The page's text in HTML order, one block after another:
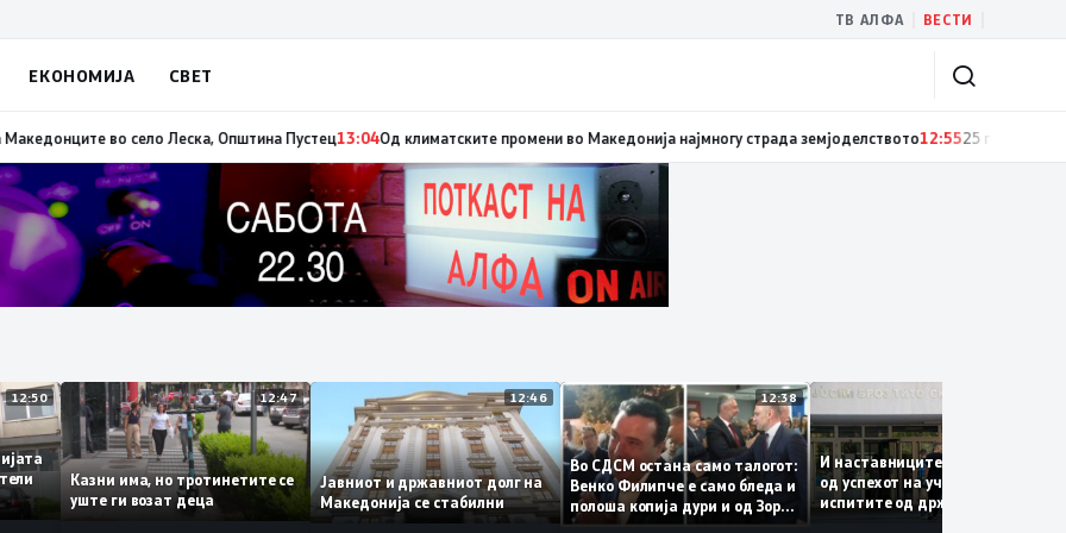
ТВ АЛФА ВЕСТИ
ЕКОНОМИЈА СВЕТ
пожарот во Сопиште13:06Летна Света Петка, заштитничка на селото, ја одбележаа Македонците во село Леска, Општина Пустец13:04
12:50 12:47
Казни има, но тротинетите се
уште ги возат деца
12:46
Јавниот и државниот долг на
Македонија се стабилни
12:38
Во СДСМ остана само талогот:
Венко Филипче е само бледа и
полоша копија дури и од Зоран
Заев
И наставниците се
од успехот на учениците на
испитите од државната